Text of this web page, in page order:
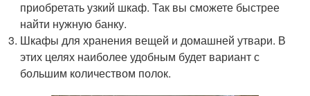
приобретать узкий шкаф. Так вы сможете быстрее
найти нужную банку.
Шкафы для хранения вещей и домашней утвари. В
этих целях наиболее удобным будет вариант с
большим количеством полок.